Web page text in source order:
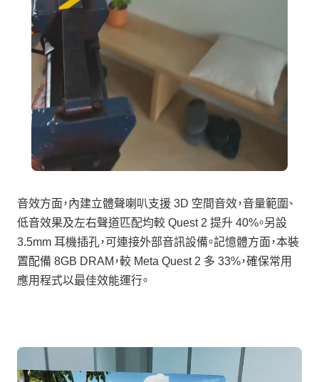
音效方面，內建立體聲喇叭支援 3D 空間音效，音量範圍、
低音效果及左右聲道匹配均較 Quest 2 提升 40%。另設
3.5mm 耳機插孔，可連接外部音訊設備。記憶體方面，本裝
置配備 8GB DRAM，較 Meta Quest 2 多 33%，確保常用
應用程式以最佳效能運行。